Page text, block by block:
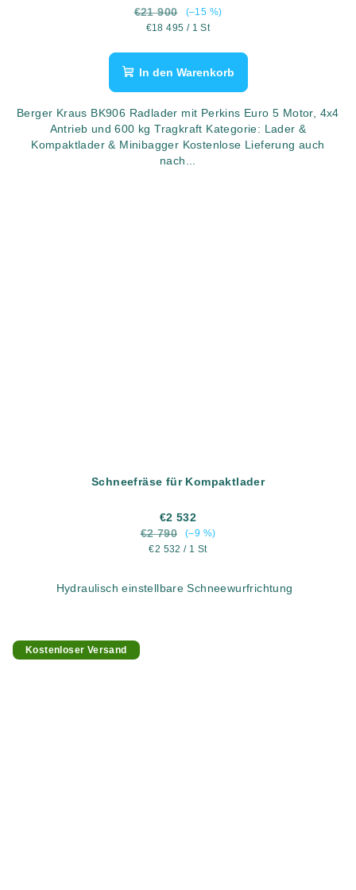
€21 900
(–15 %)
Verkaufspreis:
€18 495 / 1 St
In den Warenkorb
Berger Kraus BK906 Radlader mit Perkins Euro 5 Motor, 4x4
Antrieb und 600 kg Tragkraft Kategorie: Lader &
Kompaktlader & Minibagger Kostenlose Lieferung auch
nach...
Schneefräse für Kompaktlader
€2 532
€2 790
(–9 %)
Verkaufspreis:
€2 532 / 1 St
Hydraulisch einstellbare Schneewurfrichtung
Kostenloser Versand